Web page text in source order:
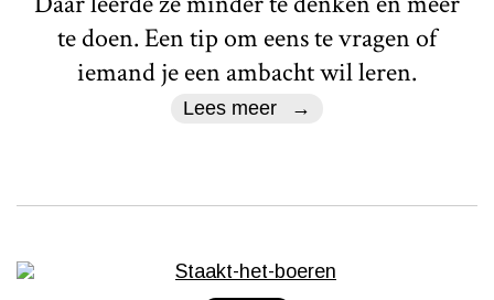
te doen. Een tip om eens te vragen of
iemand je een ambacht wil leren.
Lees meer